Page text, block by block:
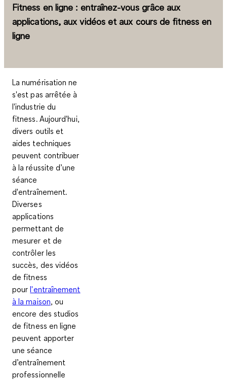
Fitness en ligne : entraînez-vous grâce aux
applications, aux vidéos et aux cours de fitness en
ligne
La numérisation ne
s'est pas arrêtée à
l'industrie du
fitness. Aujourd'hui,
divers outils et
aides techniques
peuvent contribuer
à la réussite d’une
séance
d'entraînement.
Diverses
applications
permettant de
mesurer et de
contrôler les
succès, des vidéos
de fitness
pourl'entraînement
à la maison, ou
encore des studios
de fitness en ligne
peuvent apporter
une séance
d’entraînement
professionnelle